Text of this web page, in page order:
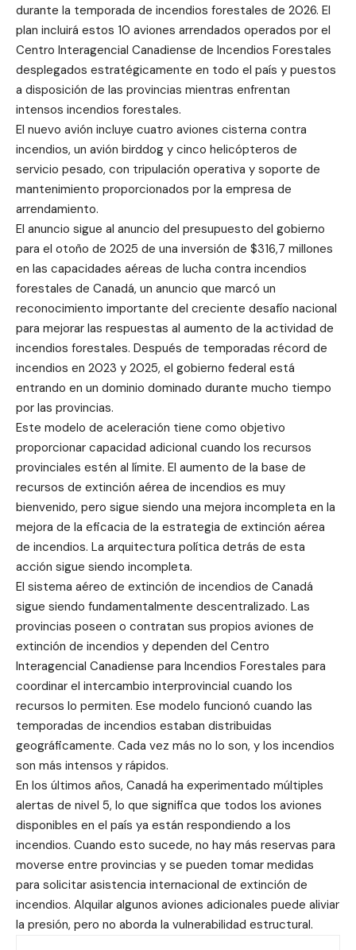
durante la temporada de incendios forestales de 2026. El
plan incluirá estos 10 aviones arrendados operados por el
Centro Interagencial Canadiense de Incendios Forestales
desplegados estratégicamente en todo el país y puestos
a disposición de las provincias mientras enfrentan
intensos incendios forestales.
El nuevo avión incluye cuatro aviones cisterna contra
incendios, un avión birddog y cinco helicópteros de
servicio pesado, con tripulación operativa y soporte de
mantenimiento proporcionados por la empresa de
arrendamiento.
El anuncio sigue al anuncio del presupuesto del gobierno
para el otoño de 2025 de una inversión de $316,7 millones
en las capacidades aéreas de lucha contra incendios
forestales de Canadá, un anuncio que marcó un
reconocimiento importante del creciente desafío nacional
para mejorar las respuestas al aumento de la actividad de
incendios forestales. Después de temporadas récord de
incendios en 2023 y 2025, el gobierno federal está
entrando en un dominio dominado durante mucho tiempo
por las provincias.
Este modelo de aceleración tiene como objetivo
proporcionar capacidad adicional cuando los recursos
provinciales estén al límite. El aumento de la base de
recursos de extinción aérea de incendios es muy
bienvenido, pero sigue siendo una mejora incompleta en la
mejora de la eficacia de la estrategia de extinción aérea
de incendios. La arquitectura política detrás de esta
acción sigue siendo incompleta.
El sistema aéreo de extinción de incendios de Canadá
sigue siendo fundamentalmente descentralizado. Las
provincias poseen o contratan sus propios aviones de
extinción de incendios y dependen del Centro
Interagencial Canadiense para Incendios Forestales para
coordinar el intercambio interprovincial cuando los
recursos lo permiten. Ese modelo funcionó cuando las
temporadas de incendios estaban distribuidas
geográficamente. Cada vez más no lo son, y los incendios
son más intensos y rápidos.
En los últimos años, Canadá ha experimentado múltiples
alertas de nivel 5, lo que significa que todos los aviones
disponibles en el país ya están respondiendo a los
incendios. Cuando esto sucede, no hay más reservas para
moverse entre provincias y se pueden tomar medidas
para solicitar asistencia internacional de extinción de
incendios. Alquilar algunos aviones adicionales puede aliviar
la presión, pero no aborda la vulnerabilidad estructural.